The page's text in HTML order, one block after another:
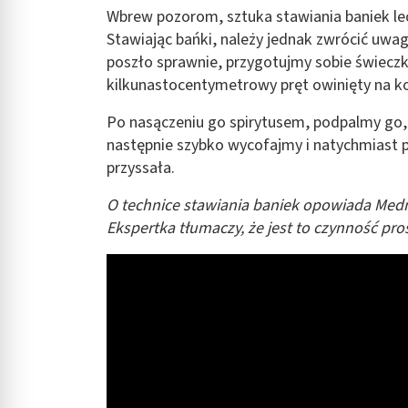
Wbrew pozorom, sztuka stawiania baniek
Stawiając bańki, należy jednak zwrócić
poszło sprawnie, przygotujmy sobie
kilkunastocentymetrowy pręt owinięty na
Po nasączeniu go spirytusem, podpalmy
następnie szybko wycofajmy i natychmiast
przyssała.
O technice stawiania baniek opowiada
Ekspertka tłumaczy, że jest to czynność